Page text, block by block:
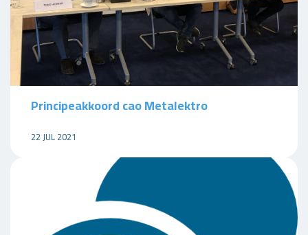
Principeakkoord cao Metalektro
22 JUL 2021